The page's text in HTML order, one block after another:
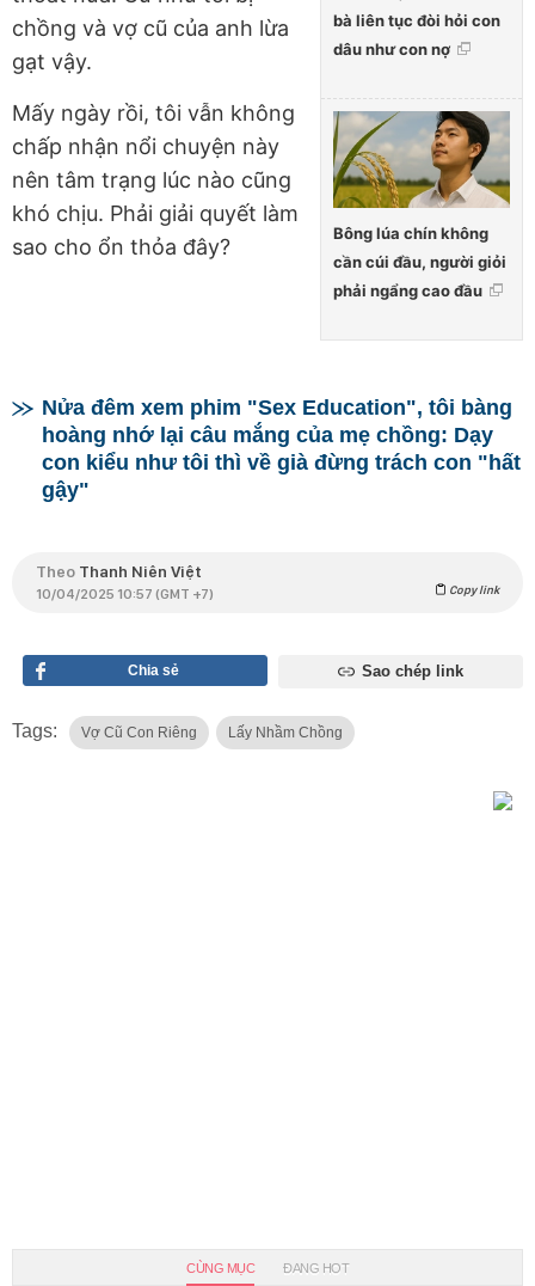
bà liên tục đòi hỏi con
dâu như con nợ
Bông lúa chín không
cần cúi đầu, người giỏi
phải ngẩng cao đầu
chồng và vợ cũ của anh lừa
gạt vậy.
Mấy ngày rồi, tôi vẫn không
chấp nhận nổi chuyện này
nên tâm trạng lúc nào cũng
khó chịu. Phải giải quyết làm
sao cho ổn thỏa đây?
Nửa đêm xem phim "Sex Education", tôi bàng
hoàng nhớ lại câu mắng của mẹ chồng: Dạy
con kiểu như tôi thì về già đừng trách con "hất
gậy"
Theo Thanh Niên Việt
10/04/2025 10:57 (GMT +7) Copy link
Chia sẻ Sao chép link
Tags: Vợ Cũ Con Riêng Lấy Nhầm Chồng
CÙNG MỤC ĐANG HOT